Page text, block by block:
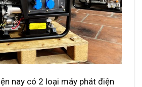
nay có 2 loại máy phát điện